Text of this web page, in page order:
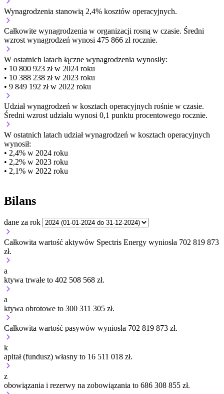
Wynagrodzenia stanowią 2,4% kosztów operacyjnych.
Całkowite wynagrodzenia w organizacji rosną w czasie. Średni
wzrost wynagrodzeń wynosi 475 866 zł rocznie.
W ostatnich latach łączne wynagrodzenia wynosiły:
• 10 800 923 zł w 2024 roku
• 10 388 238 zł w 2023 roku
• 9 849 192 zł w 2022 roku
Udział wynagrodzeń w kosztach operacyjnych rośnie w czasie.
Średni wzrost udziału wynosi 0,1 punktu procentowego rocznie.
W ostatnich latach udział wynagrodzeń w kosztach operacyjnych
wynosił:
• 2,4% w 2024 roku
• 2,2% w 2023 roku
• 2,1% w 2022 roku
Bilans
dane za rok
Całkowita wartość aktywów Spectris Energy wyniosła 702 819 873
zł.
a
ktywa trwałe to 402 508 568 zł.
a
ktywa obrotowe to 300 311 305 zł.
Całkowita wartość pasywów wyniosła 702 819 873 zł.
k
apitał (fundusz) własny to 16 511 018 zł.
z
obowiązania i rezerwy na zobowiązania to 686 308 855 zł.